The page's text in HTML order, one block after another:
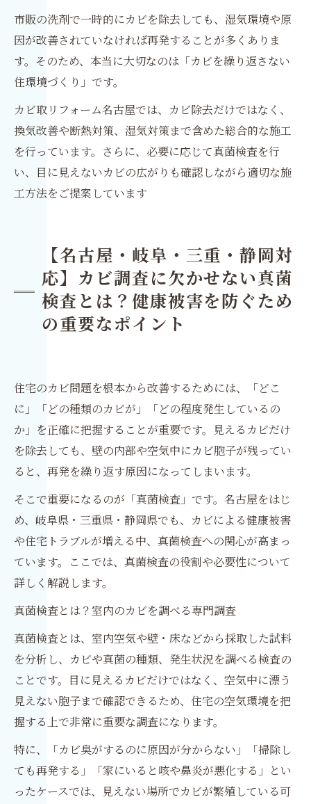
市販の洗剤で一時的にカビを除去しても、湿気環境や原
因が改善されていなければ再発することが多くありま
す。そのため、本当に大切なのは「カビを繰り返さない
住環境づくり」です。
カビ取リフォーム名古屋では、カビ除去だけではなく、
換気改善や断熱対策、湿気対策まで含めた総合的な施工
を行っています。さらに、必要に応じて真菌検査を行
い、目に見えないカビの広がりも確認しながら適切な施
工方法をご提案しています
【名古屋・岐阜・三重・静岡対
応】カビ調査に欠かせない真菌
検査とは？健康被害を防ぐため
の重要なポイント
住宅のカビ問題を根本から改善するためには、「どこ
に」「どの種類のカビが」「どの程度発生しているの
か」を正確に把握することが重要です。見えるカビだけ
を除去しても、壁の内部や空気中にカビ胞子が残ってい
ると、再発を繰り返す原因になってしまいます。
そこで重要になるのが「真菌検査」です。名古屋をはじ
め、岐阜県・三重県・静岡県でも、カビによる健康被害
や住宅トラブルが増える中、真菌検査への関心が高まっ
ています。ここでは、真菌検査の役割や必要性について
詳しく解説します。
真菌検査とは？室内のカビを調べる専門調査
真菌検査とは、室内空気や壁・床などから採取した試料
を分析し、カビや真菌の種類、発生状況を調べる検査の
ことです。目に見えるカビだけではなく、空気中に漂う
見えない胞子まで確認できるため、住宅の空気環境を把
握する上で非常に重要な調査になります。
特に、「カビ臭がするのに原因が分からない」「掃除し
ても再発する」「家にいると咳や鼻炎が悪化する」とい
ったケースでは、見えない場所でカビが繁殖している可